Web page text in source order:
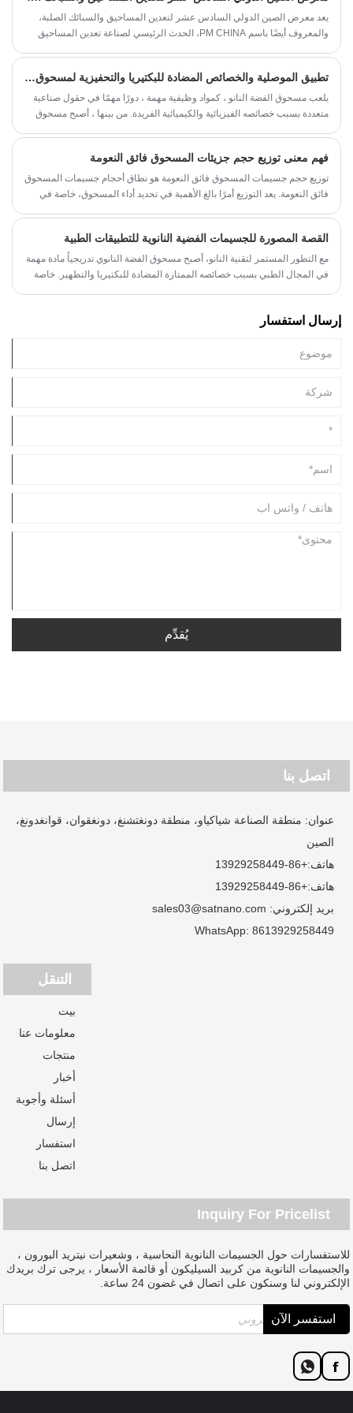
يعد معرض الصين الدولي السادس عشر لتعدين المساحيق والسبائك الصلبة،
والمعروف أيضًا باسم PM CHINA، الحدث الرئيسي لصناعة تعدين المساحيق
الدولية الواسعة وتأثيرها العالمي، أصبحت PM CHINA حدثًا لا بد من حضوره.
حدث للشركات في جميع أنحاء العالم.
تطبيق الموصلية والخصائص المضادة للبكتيريا والتحفيزية لمسحوق الفضة النانو
يلعب مسحوق الفضة النانو ، كمواد وظيفية مهمة ، دورًا مهمًا في حقول صناعية
متعددة بسبب خصائصه الفيزيائية والكيميائية الفريدة. من بينها ، أصبح مسحوق
والخصائص المضادة للبكتيريا والتحفيزية.
فهم معنى توزيع حجم جزيئات المسحوق فائق النعومة
توزيع حجم جسيمات المسحوق فائق النعومة هو نطاق أحجام جسيمات المسحوق
فائق النعومة. يعد التوزيع أمرًا بالغ الأهمية في تحديد أداء المسحوق، خاصة في
خصائص وأداء المسحوق.
القصة المصورة للجسيمات الفضية النانوية للتطبيقات الطبية
​مع التطور المستمر لتقنية النانو، أصبح مسحوق الفضة النانوي تدريجياً مادة مهمة
في المجال الطبي بسبب خصائصه الممتازة المضادة للبكتيريا والتطهير. خاصة
إرسال استفسار
يُقدِّم
اتصل بنا
عنوان: منطقة الصناعة شياكياو، منطقة دونغتشنغ، دونغقوان، قوانغدونغ،
الصين
هاتف:+86-13929258449
هاتف:+86-13929258449
بريد إلكتروني: sales03@satnano.com
WhatsApp: 8613929258449
التنقل
بيت
معلومات عنا
منتجات
أخبار
أسئلة وأجوبة
إرسال
استفسار
اتصل بنا
Inquiry For Pricelist
للاستفسارات حول الجسيمات النانوية النحاسية ، وشعيرات نيتريد البورون ،
والجسيمات النانوية من كربيد السيليكون أو قائمة الأسعار ، يرجى ترك بريدك
الإلكتروني لنا وسنكون على اتصال في غضون 24 ساعة.